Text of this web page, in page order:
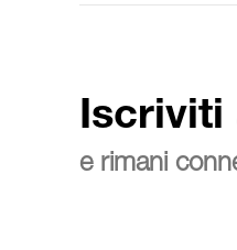
Iscriviti
e rimani